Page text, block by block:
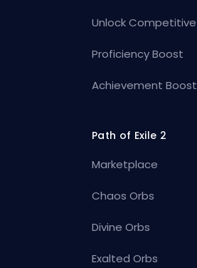
Unlock Competitive
Proficiency Boost
Achievement Boost
Path of Exile 2
Marketplace
Chaos Orbs
Divine Orbs
Exalted Orbs